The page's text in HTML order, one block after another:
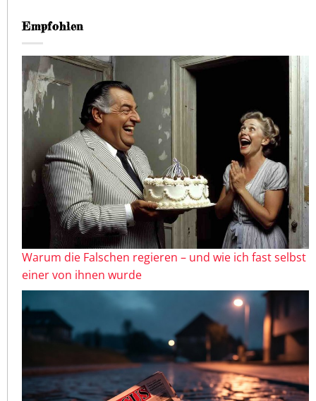
Empfohlen
Warum die Falschen regieren – und wie ich fast selbst
einer von ihnen wurde